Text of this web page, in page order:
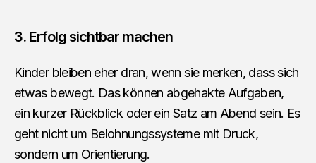
3. Erfolg sichtbar machen
Kinder bleiben eher dran, wenn sie merken, dass sich
etwas bewegt. Das können abgehakte Aufgaben,
ein kurzer Rückblick oder ein Satz am Abend sein. Es
geht nicht um Belohnungssysteme mit Druck,
sondern um Orientierung.